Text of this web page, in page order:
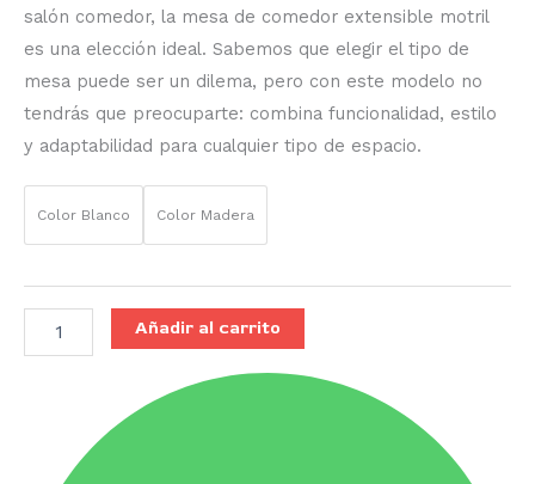
salón comedor, la mesa de comedor extensible motril
es una elección ideal. Sabemos que elegir el tipo de
mesa puede ser un dilema, pero con este modelo no
tendrás que preocuparte: combina funcionalidad, estilo
y adaptabilidad para cualquier tipo de espacio.
Color Blanco Color Madera
Añadir al carrito